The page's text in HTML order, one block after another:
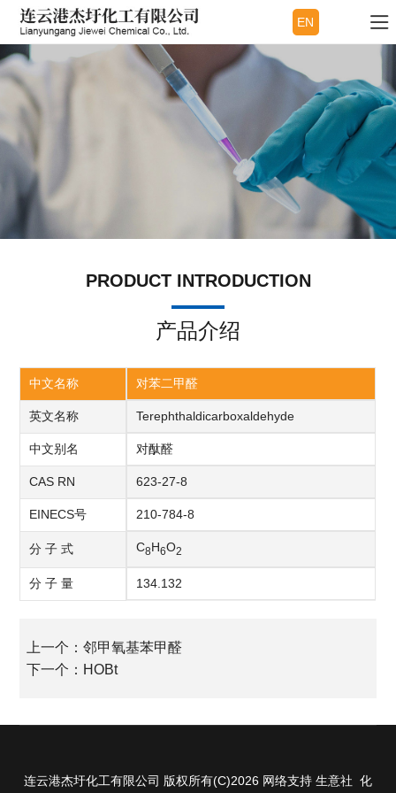
EN
PRODUCT INTRODUCTION
产品介绍
中文名称 对苯二甲醛
英文名称 Terephthaldicarboxaldehyde
中文别名 对酞醛
CAS RN 623-27-8
EINECS号 210-784-8
分 子 式 C8H6O2
分 子 量 134.132
上一个：邻甲氧基苯甲醛
下一个： HOBt
连云港杰圩化工有限公司 版权所有(C)2026 网络支持 生意社 化